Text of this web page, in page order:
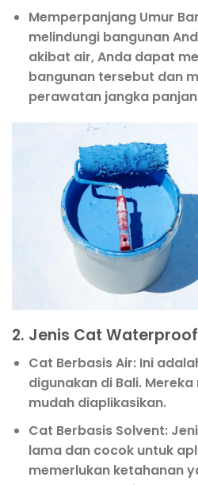
Memperpanjang Umur
melindungi bangunan
akibat air, Anda dapat
bangunan tersebut dan
perawatan jangka
2. Jenis Cat
Cat Berbasis Air: Ini
digunakan di Bali.
mudah diaplikasikan.
Cat Berbasis Solvent:
lama dan cocok untuk
memerlukan ketahanan